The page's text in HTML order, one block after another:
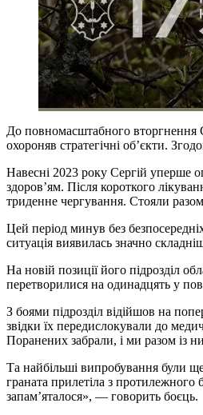
До повномасштабного вторгнення
охороняв стратегічні об’єкти.
Навесні 2023 року Сергій уперше
здоров’ям. Після короткого
триденне чергування. Стояли
Цей період минув без
ситуація виявилась значно
На новій позиції його підрозділ
перетворилися на одинадцять у
З боями підрозділ відійшов на
звідки їх передислокували до
Поранених забрали, і ми разом із
Та найбільші випробування були
граната прилетіла з
запам’яталося», — говорить боєць.